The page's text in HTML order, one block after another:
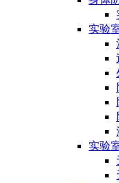
实验
实验